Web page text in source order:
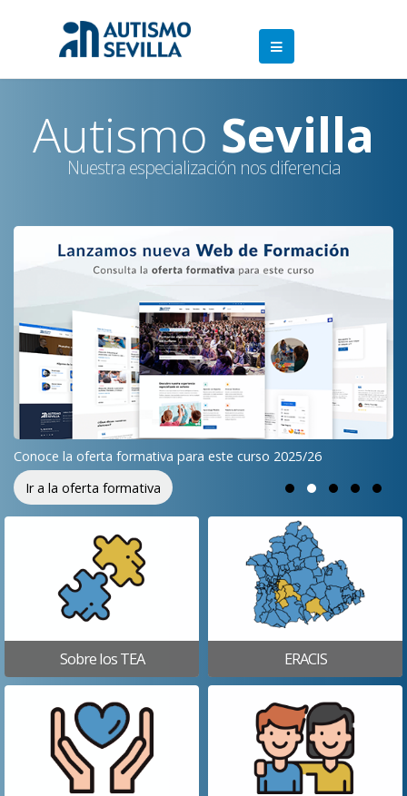
Autismo Sevilla
Nuestra especialización nos diferencia
Conoce la oferta formativa para este curso 2025/26
Ir a la oferta formativa
Sobre los TEA ERACIS